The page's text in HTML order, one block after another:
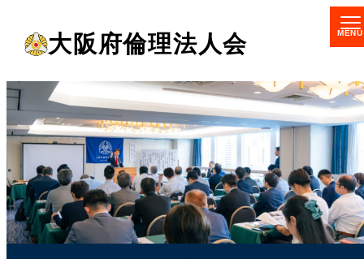
コ
ン
テ
ン
ツ
へ
大阪府倫理法人会